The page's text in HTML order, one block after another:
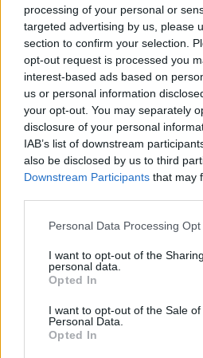
processing of your personal or
targeted advertising by us, please
section to confirm your selection.
opt-out request is processed you
interest-based ads based on
us or personal information
your opt-out. You may separately
disclosure of your personal
IAB’s list of downstream
also be disclosed by us to third
Downstream Participants that may
Personal Data Processing
I want to opt-out of the
personal data.
Opted In
I want to opt-out of the Sale of
Personal Data.
Opted In